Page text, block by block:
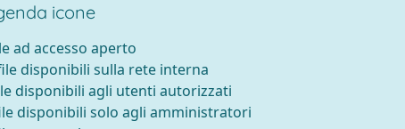
icone
ad accesso aperto
disponibili sulla rete interna
disponibili agli utenti autorizzati
disponibili solo agli amministratori